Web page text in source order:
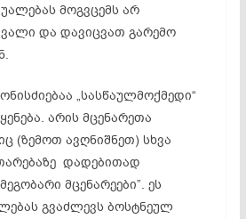
მოგვცემს არ
და დავიცვათ გარემო
„სასწაულმოქმედი“
არის მცენარეთა
(ზემოთ ავღნიშნეთ) სხვა
დადებითად
მცენარეები”. ეს
გვაძლევს ბოსტნეულ